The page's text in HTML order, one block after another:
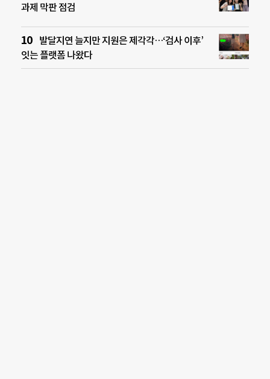
과제 막판 점검
발달지연 늘지만 지원은 제각각…‘검사 이후’
잇는 플랫폼 나왔다